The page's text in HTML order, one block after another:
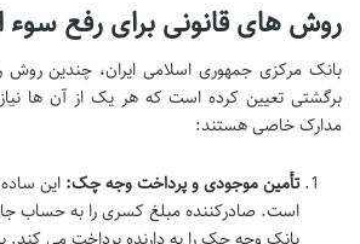
روش های قانونی برای رفع
بانک مرکزی جمهوری اسلامی ایران، چندین روش
برگشتی تعیین کرده است که هر یک از آن ها
مدارک خاصی هستند:
تأمین موجودی و پرداخت وجه چک: این
است. صادرکننده مبلغ کسری را به حساب
بانک وجه چک را به دارنده پرداخت می کند.